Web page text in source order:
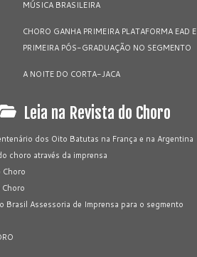
MÚSICA BRASILEIRA
CHORO GANHA PRIMEIRA PLATAFORMA EAD E
PRIMEIRA PÓS-GRADUAÇÃO NO SEGMENTO
A NOITE DO CORTA-JACA
Leia na Revista do Choro
dos Oito Batutas na França e na Argentina
choro através da imprensa
Choro
Brasil Assessoria de Imprensa para o segmento